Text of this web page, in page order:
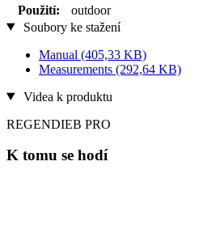
Použití:
outdoor
Soubory ke stažení
Manual (405,33 KB)
Measurements (292,64 KB)
Videa k produktu
REGENDIEB PRO
K tomu se hodí